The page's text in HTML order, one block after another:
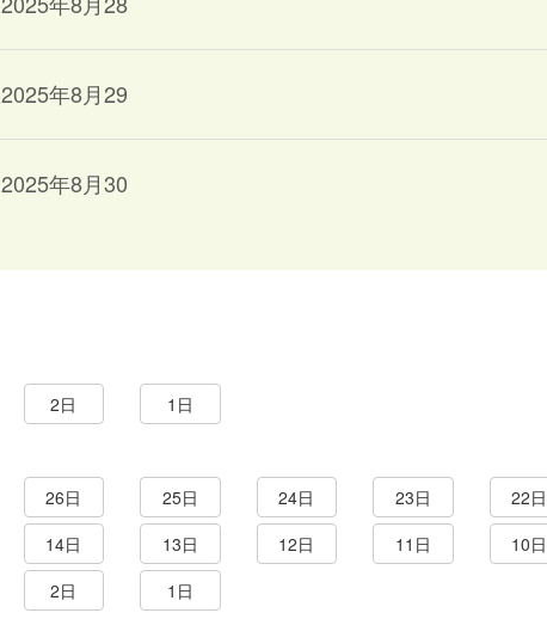
2025年8月29
2025年8月30
2日 1日
26日 25日 24日 23日 22日
14日 13日 12日 11日 10日
2日 1日